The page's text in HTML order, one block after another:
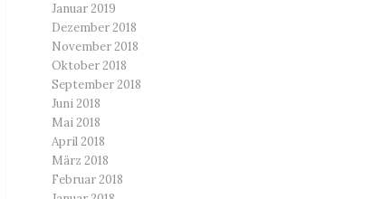
Januar 2019
Dezember 2018
November 2018
Oktober 2018
September 2018
Juni 2018
Mai 2018
April 2018
März 2018
Februar 2018